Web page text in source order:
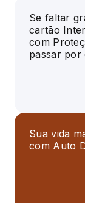
Se faltar
cartão
com
passar por
Sua vida
com Auto